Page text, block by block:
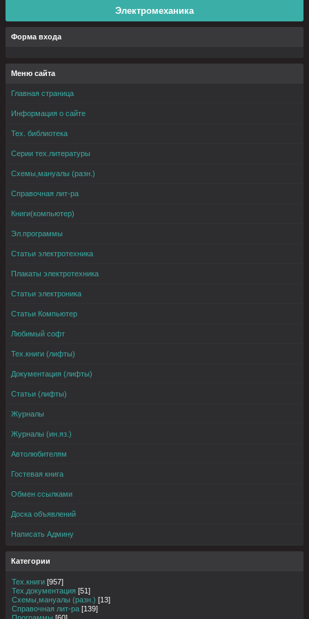
Электромеханика
Форма входа
Меню сайта
Главная страница
Информация о сайте
Тех. библиотека
Серии тех.литературы
Схемы,мануалы (разн.)
Справочная лит-ра
Книги(компьютер)
Эл.программы
Статьи электротехника
Плакаты электротехника
Статьи электроника
Статьи Компьютер
Любимый софт
Тех.книги (лифты)
Документация (лифты)
Статьи (лифты)
Журналы
Журналы (ин.яз.)
Автолюбителям
Гостевая книга
Обмен ссылками
Доска объявлений
Написать Админу
Категории
Тех.книги [957]
Тех.документация [51]
Схемы,мануалы (разн.) [13]
Справочная лит-ра [139]